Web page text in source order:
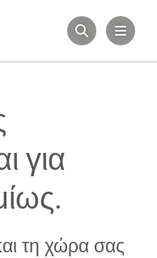
για
τη χώρα σας